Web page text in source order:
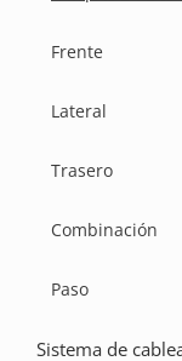
Frente
Lateral
Trasero
Combinación
Paso
Sistema de